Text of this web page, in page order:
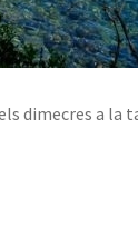
dimecres a la